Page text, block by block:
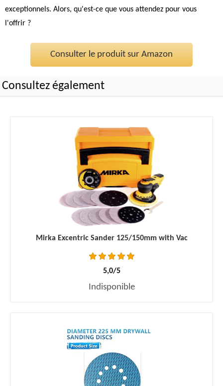
exceptionnels. Alors, qu'est-ce que vous attendez pour vous
l'offrir ?
Consulter le produit sur Amazon
Consultez également
Mirka Excentric Sander 125/150mm with Vac
5,0/5
Indisponible